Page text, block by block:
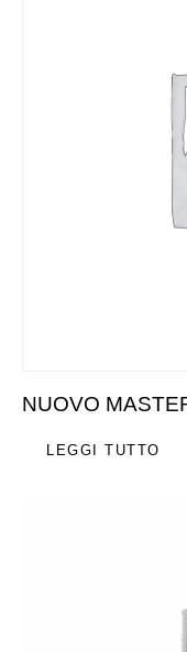
NUOVO
LEGGI TUTTO